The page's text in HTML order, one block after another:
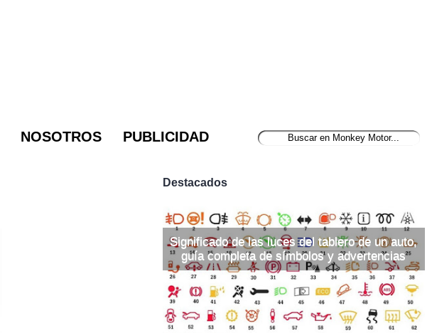
NOSOTROS PUBLICIDAD
Destacados
Significado de las luces del tablero de un auto,
guía completa de símbolos y advertencias